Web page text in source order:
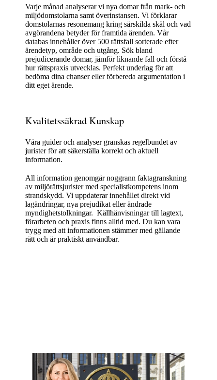
Varje månad analyserar vi nya domar från mark- och
miljödomstolarna samt överinstansen. Vi förklarar
domstolarnas resonemang kring särskilda skäl och vad
avgörandena betyder för framtida ärenden. Vår
databas innehåller över 500 rättsfall sorterade efter
ärendetyp, område och utgång. Sök bland
prejudicerande domar, jämför liknande fall och förstå
hur rättspraxis utvecklas. Perfekt underlag för att
bedöma dina chanser eller förbereda argumentation i
ditt eget ärende.
Kvalitetssäkrad Kunskap
Våra guider och analyser granskas regelbundet av
jurister för att säkerställa korrekt och aktuell
information.
All information genomgår noggrann faktagranskning
av miljörättsjurister med specialistkompetens inom
strandskydd. Vi uppdaterar innehållet direkt vid
lagändringar, nya prejudikat eller ändrade
myndighetstolkningar. Källhänvisningar till lagtext,
förarbeten och praxis finns alltid med. Du kan vara
trygg med att informationen stämmer med gällande
rätt och är praktiskt användbar.